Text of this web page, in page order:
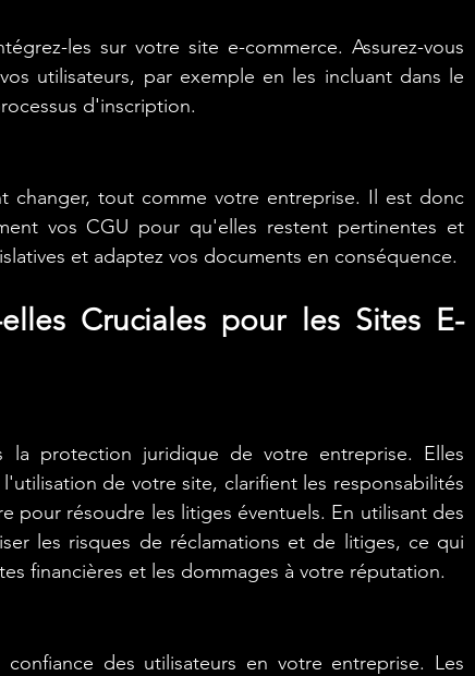
les sur votre site e-commerce. Assurez-vous
utilisateurs, par exemple en les incluant dans le
d'inscription.
changer, tout comme votre entreprise. Il est donc
vos CGU pour qu'elles restent pertinentes et
et adaptez vos documents en conséquence.
Cruciales pour les Sites E-
protection juridique de votre entreprise. Elles
de votre site, clarifient les responsabilités
pour résoudre les litiges éventuels. En utilisant des
les risques de réclamations et de litiges, ce qui
financières et les dommages à votre réputation.
des utilisateurs en votre entreprise. Les